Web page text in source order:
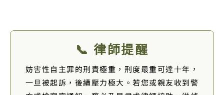
📞 律師提醒
妨害性自主罪的刑責極重，刑度最重可達十年，
一旦被起訴，後續壓力極大。若您或親友收到警